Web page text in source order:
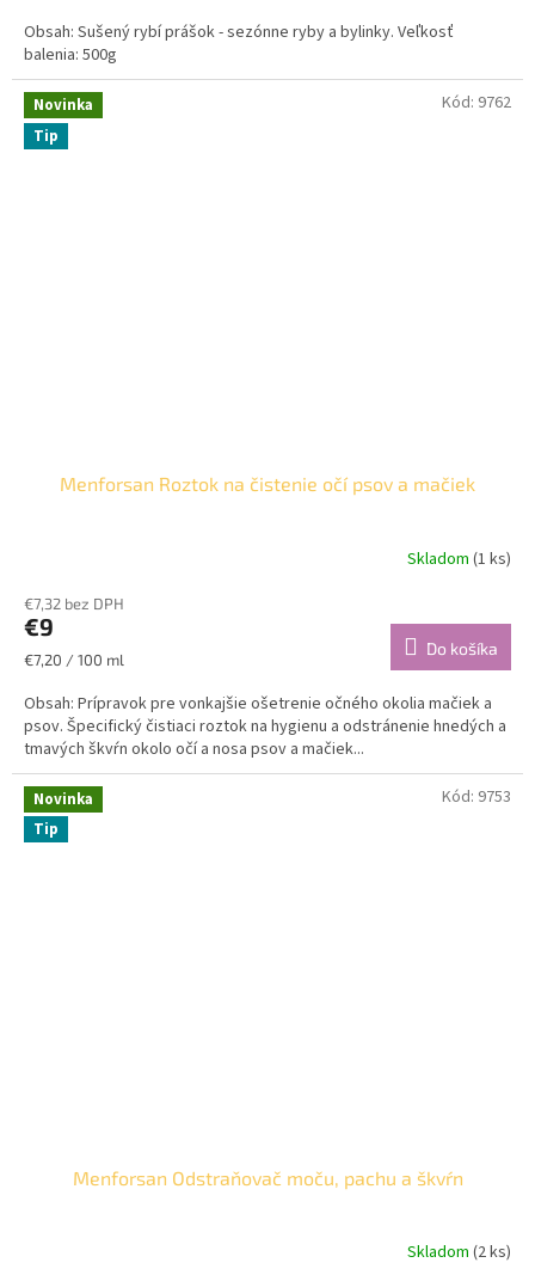
Obsah: Sušený rybí prášok - sezónne ryby a bylinky. Veľkosť
balenia: 500g
Novinka
Tip
Menforsan Roztok na čistenie očí psov a mačiek
Skladom (1 ks)
€7,32 bez DPH
€9
Jednotková
€7,20 / 100 ml
Do košíka
Obsah: Prípravok pre vonkajšie ošetrenie očného okolia mačiek a
psov. Špecifický čistiaci roztok na hygienu a odstránenie hnedých a
tmavých škvŕn okolo očí a nosa psov a mačiek...
Kód: 9762
Novinka
Tip
Menforsan Odstraňovač moču, pachu a škvŕn
Skladom (2 ks)
Kód: 9753